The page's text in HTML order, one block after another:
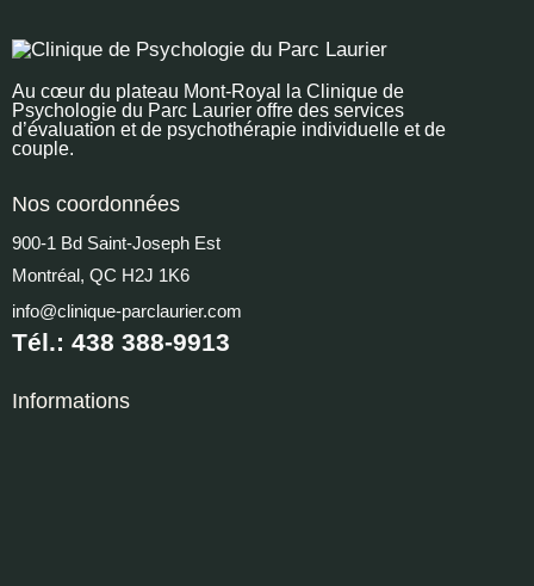
Au cœur du plateau Mont-Royal la Clinique de
Psychologie du Parc Laurier offre des services
d’évaluation et de psychothérapie individuelle et de
couple.
Nos coordonnées
900-1 Bd Saint-Joseph Est
Montréal, QC H2J 1K6
info@clinique-parclaurier.com
Tél.: 438 388-9913
Informations